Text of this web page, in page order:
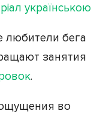
українською
любители бега
занятия
.
во